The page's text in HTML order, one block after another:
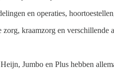
en operaties,
kraamzorg en verschillende
Jumbo en Plus hebben